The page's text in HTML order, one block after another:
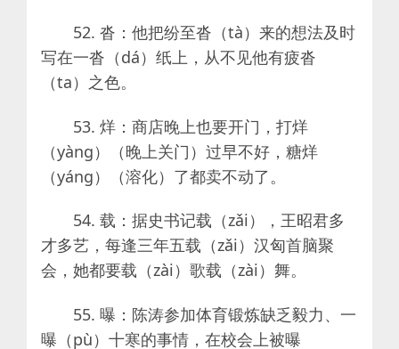
52. 沓：他把纷至沓（tà）来的想法及时
写在一沓（dá）纸上，从不见他有疲沓
（ta）之色。
53. 烊：商店晚上也要开门，打烊
（yàng）（晚上关门）过早不好，糖烊
（yáng）（溶化）了都卖不动了。
54. 载：据史书记载（zǎi），王昭君多
才多艺，每逢三年五载（zǎi）汉匈首脑聚
会，她都要载（zài）歌载（zài）舞。
55. 曝：陈涛参加体育锻炼缺乏毅力、一
曝（pù）十寒的事情，在校会上被曝